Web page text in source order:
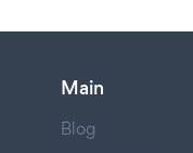
Main
Blog